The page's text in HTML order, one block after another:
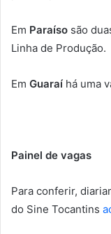
Em Paraíso são
Linha de Produção.
Em Guaraí há uma
Painel de vagas
Para conferir,
do Sine Tocantins